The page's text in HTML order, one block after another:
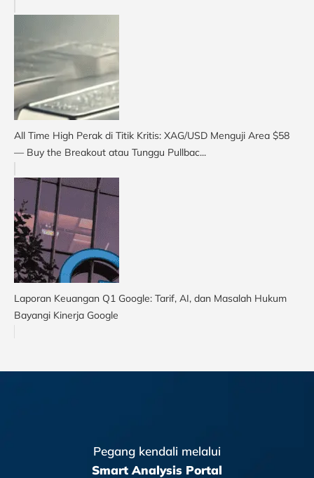
All Time High Perak di Titik Kritis: XAG/USD Menguji Area $58
— Buy the Breakout atau Tunggu Pullbac...
Laporan Keuangan Q1 Google: Tarif, AI, dan Masalah Hukum
Bayangi Kinerja Google
Pegang kendali melalui
Smart Analysis Portal